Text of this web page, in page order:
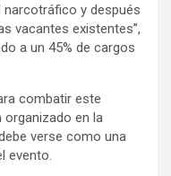
narcotráfico y después
vacantes existentes”,
a un 45% de cargos
combatir este
organizado en la
verse como una
evento.